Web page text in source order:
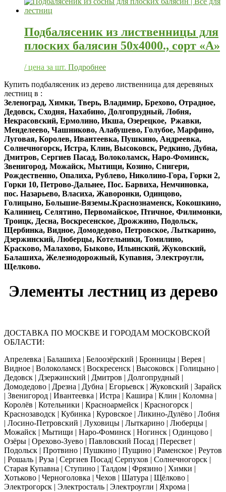
Подбалясеник из лиственницы для
плоских балясин 50х4000., сорт «А»
/ цена за шт. Подробнее
Купить подбалясеник из дерево лиственница для деревяных
лестниц в :
Зеленоград, Химки, Тверь, Владимир, Брехово, Отрадное,
Дедовск, Сходня, Нахабино, Долгопрудный, Лобня,
Некрасовский, Ермолино, Икша, Озерецкое, Ржавки,
Менделеево, Чашниково, Алабушево, Голубое, Марфино,
Луговая, Королев, Ивантеевка, Пушкино, Андреевка,
Солнечногорск, Истра, Клин, Высоковск, Редкино, Дубна,
Дмитров, Сергиев Пасад, Волоколамск, Наро-Фоминск,
Звенигород, Можайск, Мытищи, Козино, Снигери,
Рождественно, Опалиха, Рублево, Николино-Гора, Горки 2,
Горки 10, Петрово-Дальнее, Пос. Барвиха, Немчиновка,
пос. Назарьево, Власиха, Жаворонки, Одинцово,
Голицыно, Большие-Вяземы.Краснознаменск, Кокошкино,
Калиниец, Селятино, Первомайское, Птичное, Филимонки,
Троицк, Десна, Воскресенское, Дрожжино, Подольск,
Щербинка, Видное, Домодедово, Петровское, Лыткарино,
Дзержинский, Люберцы, Котельники, Томилино,
Красково, Малахово, Быково, Ильинский, Жуковский,
Балашиха, Железнодорожный, Купавня, Электроугли,
Щелково.
Элементы лестниц из дерево
ДОСТАВКА ПО МОСКВЕ И ГОРОДАМ МОСКОВСКОЙ
ОБЛАСТИ:
Апрелевка | Балашиха | Белоозёрский | Бронницы | Верея |
Видное | Волоколамск | Воскресенск | Высоковск | Голицыно |
Дедовск | Дзержинский | Дмитров | Долгопрудный |
Домодедово | Дрезна | Дубна | Егорьевск | Жуковский | Зарайск
| Звенигород | Ивантеевка | Истра | Кашира | Клин | Коломна |
Королёв | Котельники | Красноармейск | Красногорск |
Краснозаводск | Кубинка | Куровское | Ликино-Дулёво | Лобня
| Лосино-Петровский | Луховицы | Лыткарино | Люберцы |
Можайск | Мытищи | Наро-Фоминск | Ногинск | Одинцово |
Озёры | Орехово-Зуево | Павловский Посад | Пересвет |
Подольск | Протвино | Пушкино | Пущино | Раменское | Реутов
| Рошаль | Руза | Сергиев Посад| Серпухов | Солнечногорск |
Старая Купавна | Ступино | Талдом | Фрязино | Химки |
Хотьково | Черноголовка | Чехов | Шатура | Щёлково |
Электрогорск | Электросталь | Электроугли | Яхрома |